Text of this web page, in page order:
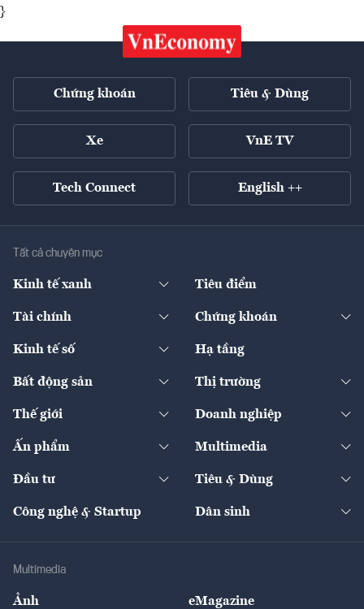
}
Chứng khoán Tiêu & Dùng
Xe VnE TV
Tech Connect English ++
Tất cả chuyên mục
Kinh tế xanh
Diễn đàn
Tiêu điểm
Tài chính
Ngân hàng
Bảo hiểm
Chứng khoán
Doanh nghiệp niêm yết
Khung pháp lý
Kinh tế số
Sản phẩm - Thị trường
Start-up
Quản trị số
Hạ tầng
Bất động sản
Chính sách
Tư vấn
Thị trường
Thị trường
Nông sản
Thế giới
Kinh tế
Doanh nghiệp
Ấn phẩm
The Guide
Multimedia
Đầu tư Tiêu & Dùng
Công nghệ & Startup Dân sinh
Multimedia
Ảnh eMagazine